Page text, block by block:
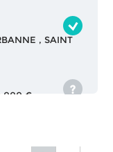
, SAINT
000 €